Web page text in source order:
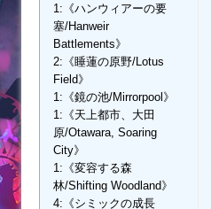
1:《ハンウィアーの要
塞/Hanweir
Battlements》
2:《睡蓮の原野/Lotus
Field》
1:《鏡の池/Mirrorpool》
1:《天上都市、大田
原/Otawara, Soaring
City》
1:《変容する森
林/Shifting Woodland》
4:《シミックの成長